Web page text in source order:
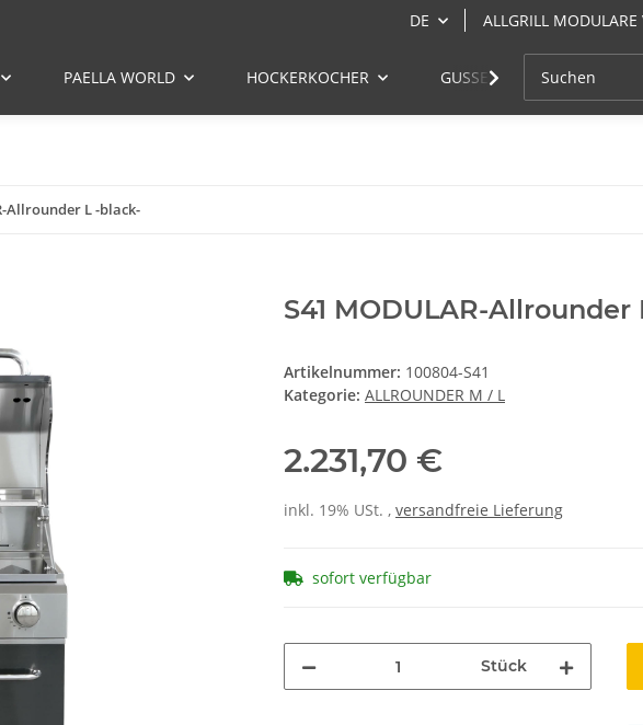
DE ALLGRILL MODULARE
PAELLA WORLD HOCKERKOCHER GUSSEISEN
Allrounder L -black-
S41 MODULAR-Allrounder
Artikelnummer: 100804-S41
Kategorie: ALLROUNDER M / L
2.231,70 €
inkl. 19% USt. , versandfreie Lieferung
sofort verfügbar
Stück